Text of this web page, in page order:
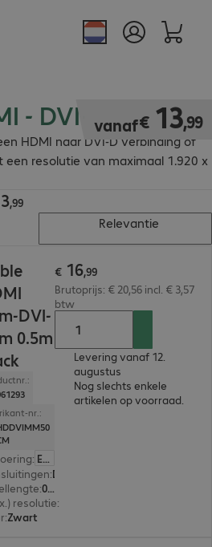
- DVI-D kabel
HDMI naar DVI-D verbinding of
resolutie van maximaal 1.920 x
vanaf€ 13,99
€ 13,99
,99
Relevantie
DVI-
0.5m
nr.:
: Europa
:
: 0,5 m
resolutie:
:Zwart
€ 16,99
Brutoprijs: € 20,56 incl. € 3,57
btw
Levering vanaf 12.
augustus
Nog slechts enkele
artikelen op voorraad.